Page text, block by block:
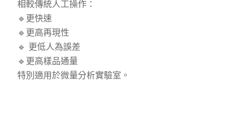
相較傳統人工操作：
🔹更快速
🔹更高再現性
🔹 更低人為誤差
🔹更高樣品通量
特別適用於微量分析實驗室。